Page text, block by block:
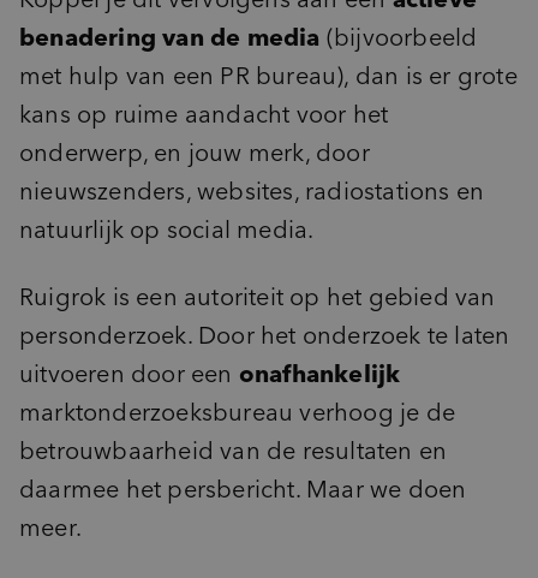
benadering van de media (bijvoorbeeld
met hulp van een PR bureau), dan is er grote
kans op ruime aandacht voor het
onderwerp, en jouw merk, door
nieuwszenders, websites, radiostations en
natuurlijk op social media.
Ruigrok is een autoriteit op het gebied van
personderzoek. Door het onderzoek te laten
uitvoeren door een onafhankelijk
marktonderzoeksbureau verhoog je de
betrouwbaarheid van de resultaten en
daarmee het persbericht. Maar we doen
meer.